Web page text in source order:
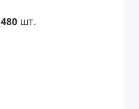
480шт.